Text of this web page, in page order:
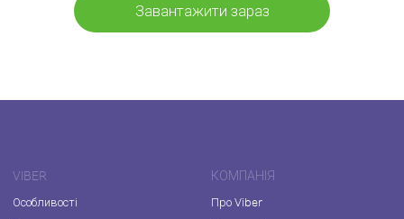
Завантажити зараз
VIBER
Особливості
КОМПАНІЯ
Про Viber